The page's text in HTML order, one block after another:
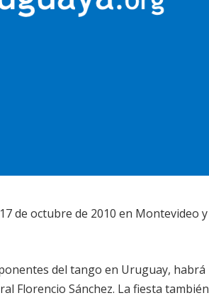
de octubre de 2010 en Montevideo y
del tango en Uruguay, habrá
Florencio Sánchez. La fiesta también